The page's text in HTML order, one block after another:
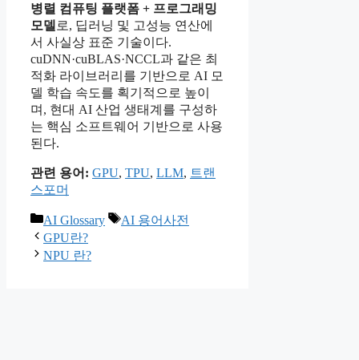
병렬 컴퓨팅 플랫폼 + 프로그래밍
모델 로, 딥러닝 및 고성능 연산에
서 사실상 표준 기술이다.
cuDNN·cuBLAS·NCCL과 같은 최
적화 라이브러리를 기반으로 AI 모
델 학습 속도를 획기적으로 높이
며, 현대 AI 산업 생태계를 구성하
는 핵심 소프트웨어 기반으로 사용
된다.
관련 용어: GPU, TPU, LLM, 트랜
스포머
카
테
고
AI Glossary
태
AI 용어사전
GPU란?
NPU 란?